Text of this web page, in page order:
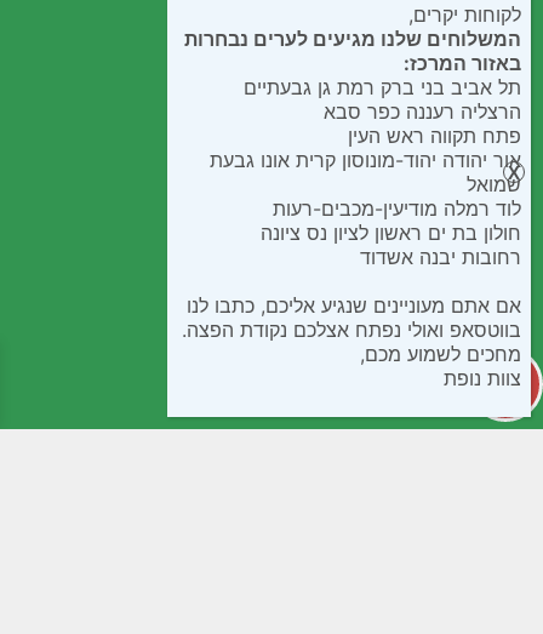
לקוחות יקרים,
המשלוחים שלנו מגיעים לערים נבחרות
באזור המרכז:
תל אביב בני ברק רמת גן גבעתיים
הרצליה רעננה כפר סבא
פתח תקווה ראש העין
אור יהודה יהוד-מונוסון קרית אונו גבעת
שמואל
לוד רמלה מודיעין-מכבים-רעות
חולון בת ים ראשון לציון נס ציונה
רחובות יבנה אשדוד
אם אתם מעוניינים שנגיע אליכם, כתבו לנו
בווטסאפ ואולי נפתח אצלכם נקודת הפצה.
מחכים לשמוע מכם,
צוות נופת